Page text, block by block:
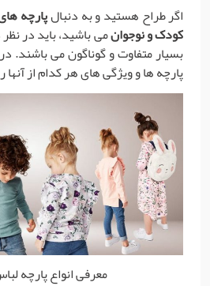
اگر طراح هستید و به دنبالپارچه
کودک و نوجوانمی باشید، باید در
بسیار متفاوت و گوناگون می باشند.
پارچه ها و ویژگی های هر کدام از آنها
معرفی انواع پارچه